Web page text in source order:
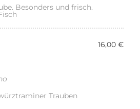
Besonders und frisch.
16,00 €
Trauben